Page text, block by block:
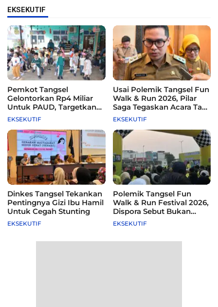
EKSEKUTIF
Pemkot Tangsel
Gelontorkan Rp4 Miliar
Untuk PAUD, Targetkan
115 Sekolah
EKSEKUTIF
Usai Polemik Tangsel Fun
Walk & Run 2026, Pilar
Saga Tegaskan Acara Tak
Difasilitasi Pemkot
EKSEKUTIF
Dinkes Tangsel Tekankan
Pentingnya Gizi Ibu Hamil
Untuk Cegah Stunting
EKSEKUTIF
Polemik Tangsel Fun
Walk & Run Festival 2026,
Dispora Sebut Bukan
Agenda Pemkot
EKSEKUTIF